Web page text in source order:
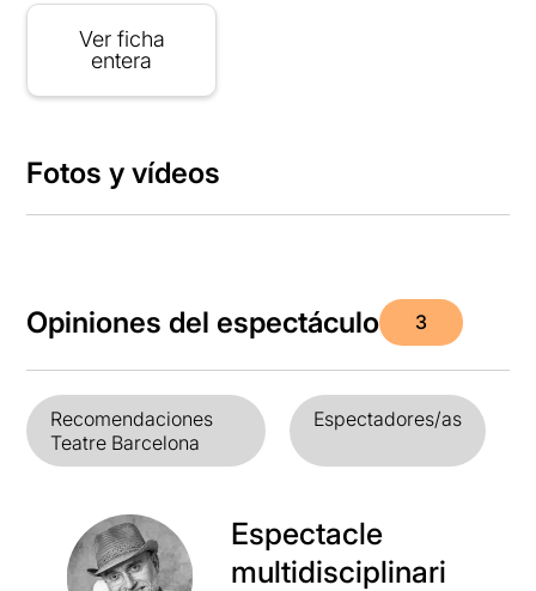
Ver ficha
entera
Fotos y vídeos
Opiniones del espectáculo 3
Recomendaciones
Teatre Barcelona
Espectadores/as
Espectacle
multidisciplinari